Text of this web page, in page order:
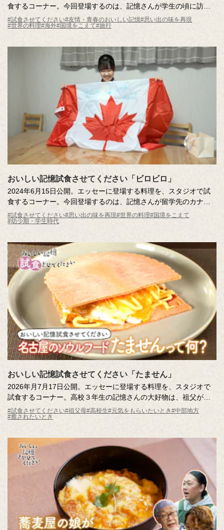
食するコーナー。今回登場するのは、記憶さんが学生の頃に訪れ
た、フィリピン・マニラで出会ったデザート「レチェフラン」。
旅情あふれる濃厚な味を、記憶さんがスタジオにお届けします。
#試食させてください#友情・青春のおいしい記憶#思い出の味を再現
#世界の料理#海外#国境をこえて#旅行
おいしい記憶試食させてください「ビロビロ」
2024年6月15日公開。エッセーに登場する料理を、スタジオで試
食するコーナー。今回登場するのは、記憶さんが留学先のカナダ
で出会った「ビロビロ」。ホームステイ先でフィリピン出身のホ
ストマザーが教えてくれた、優しい味のデザート。大切な思い出
#試食させてください#思い出の味を再現#世界の料理#国境をこえて
#幼少期・学生時代
おいしい記憶試食させてください「たません」
2026年月7月17日公開。エッセーに登場する料理を、スタジオで
試食するコーナー。高校３年生の記憶さんの大好物は、祖父がつ
くってくれた「たません」。おやつにぴったりのその味は、記憶
さんと妹さんしか知らない特別なおいしい記憶。名古屋のローカ
す。
#試食させてください#祖父母#高校生#元気をもらいたいとき#中部地方
#癒されたいとき